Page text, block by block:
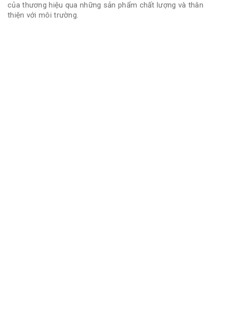
của thương hiệu qua những sản phẩm chất lượng và thân
thiện với môi trường.